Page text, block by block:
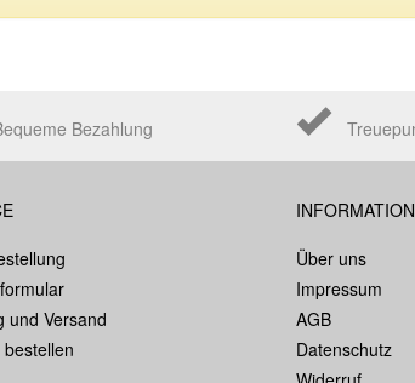
Bezahlung
und Versand
Über uns
Impressum
AGB
Datenschutz